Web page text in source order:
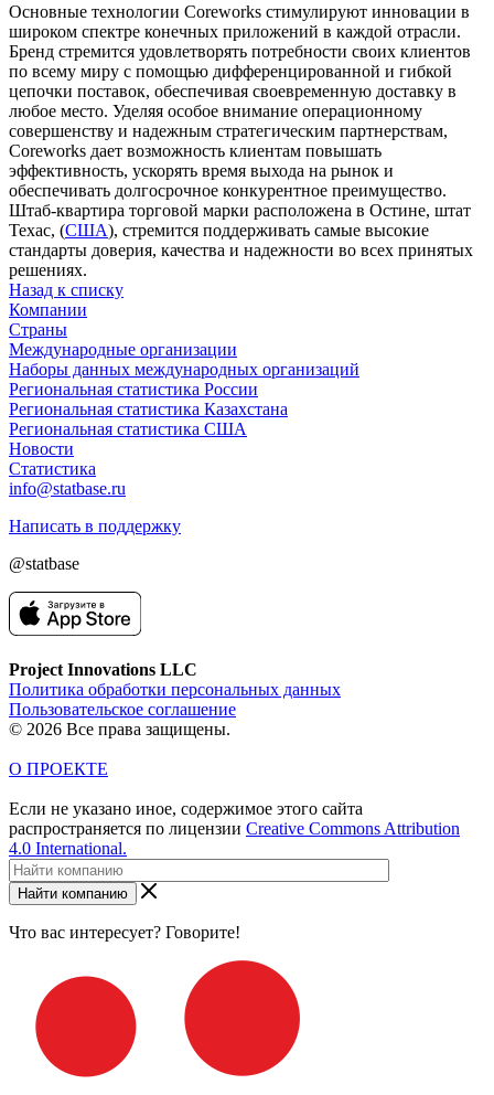
Основные технологии Coreworks стимулируют инновации в
широком спектре конечных приложений в каждой отрасли.
Бренд стремится удовлетворять потребности своих клиентов
по всему миру с помощью дифференцированной и гибкой
цепочки поставок, обеспечивая своевременную доставку в
любое место. Уделяя особое внимание операционному
совершенству и надежным стратегическим партнерствам,
Coreworks дает возможность клиентам повышать
эффективность, ускорять время выхода на рынок и
обеспечивать долгосрочное конкурентное преимущество.
Штаб-квартира торговой марки расположена в Остине, штат
Техас, (США), стремится поддерживать самые высокие
стандарты доверия, качества и надежности во всех принятых
решениях.
Назад к списку
Компании
Страны
Международные организации
Наборы данных международных организаций
Региональная статистика России
Региональная статистика Казахстана
Региональная статистика США
Новости
Статистика
info@statbase.ru
Написать в поддержку
@statbase
Project Innovations LLC
Политика обработки персональных данных
Пользовательское соглашение
© 2026 Все права защищены.
О ПРОЕКТЕ
Если не указано иное, содержимое этого сайта
распространяется по лицензии Creative Commons Attribution
4.0 International.
Найти компанию
Что вас интересует? Говорите!